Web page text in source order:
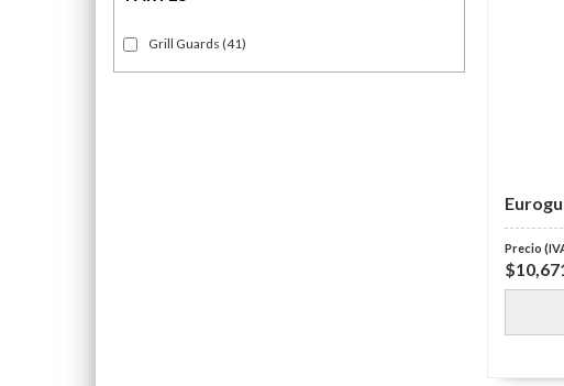
Grill Guards (41)